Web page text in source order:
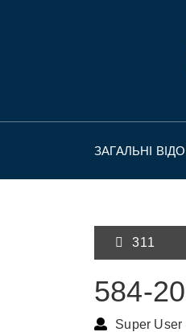
ЗАГАЛЬНІ
311
584-20
Super User